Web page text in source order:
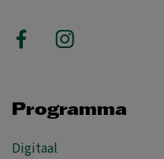
Programma
Digitaal